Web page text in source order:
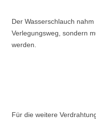
Der Wasserschlauch
Verlegungsweg, sondern
werden.
Für die weitere